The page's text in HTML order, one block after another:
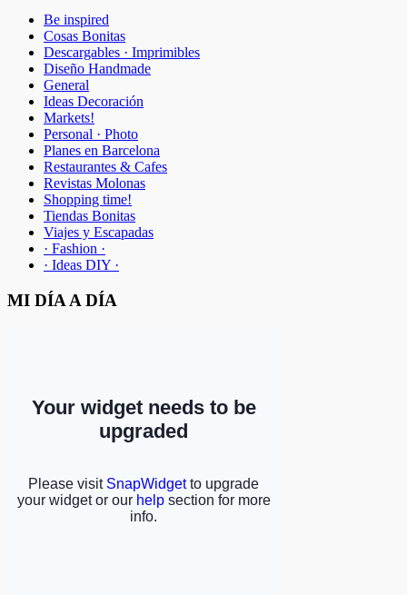
Be inspired
Cosas Bonitas
Descargables · Imprimibles
Diseño Handmade
General
Ideas Decoración
Markets!
Personal · Photo
Planes en Barcelona
Restaurantes & Cafes
Revistas Molonas
Shopping time!
Tiendas Bonitas
Viajes y Escapadas
· Fashion ·
· Ideas DIY ·
MI DÍA A DÍA